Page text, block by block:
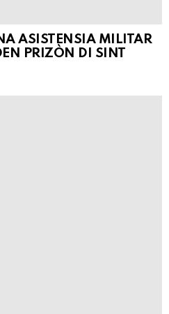
ASISTENSIA MILITAR
PRIZÒN DI SINT